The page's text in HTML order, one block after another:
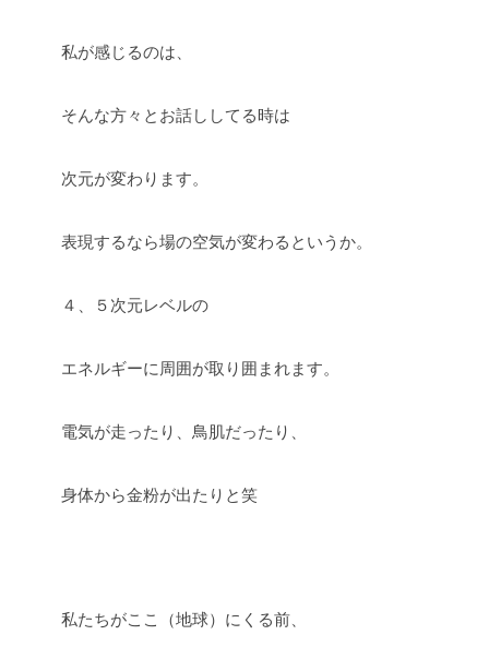
私が感じるのは、
そんな方々とお話ししてる時は
次元が変わります。
表現するなら場の空気が変わるというか。
４、５次元レベルの
エネルギーに周囲が取り囲まれます。
電気が走ったり、鳥肌だったり、
身体から金粉が出たりと笑
私たちがここ（地球）にくる前、